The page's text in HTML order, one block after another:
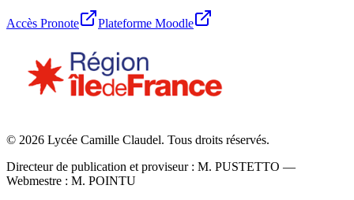
Accès Pronote Plateforme Moodle
© 2026 Lycée Camille Claudel. Tous droits réservés.
Directeur de publication et proviseur : M. PUSTETTO —
Webmestre : M. POINTU